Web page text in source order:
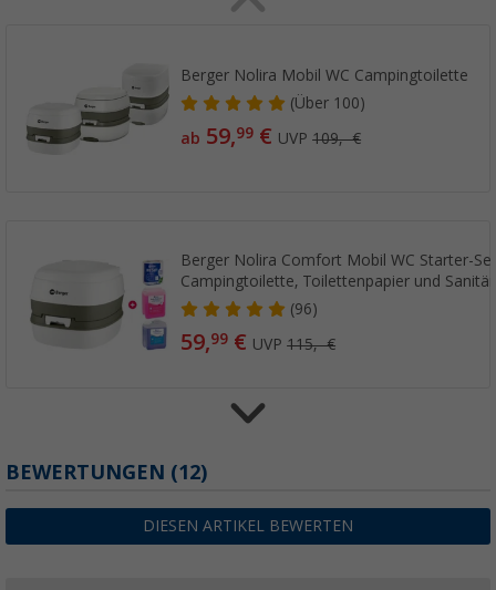
Berger Nolira Mobil WC Campingtoilette
(Über100)
ab 59,99 € UVP109,- €
Berger Nolira Comfort Mobil WC Starter-
Campingtoilette, Toilettenpapier und
(96)
59,99 € UVP115,- €
Campingtoilette, Toilettenpapier und
(Über100)
69,99€UVP135,- €
BEWERTUNGEN (12)
DIESEN ARTIKEL BEWERTEN